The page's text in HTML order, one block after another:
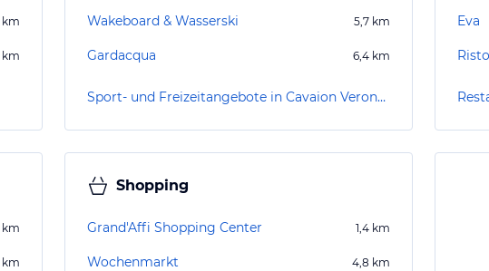
km
km
Wakeboard & Wasserski 5,7 km
Gardacqua 6,4 km
Sport- und Freizeitangebote in Cavaion Veronese
Eva
km
km
Shopping
Grand'Affi Shopping Center 1,4 km
Wochenmarkt 4,8 km